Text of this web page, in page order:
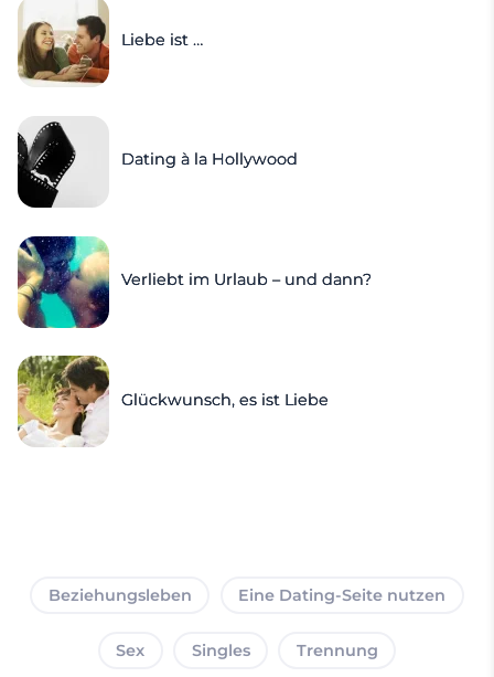
Liebe ist …
Dating à la Hollywood
Verliebt im Urlaub – und dann?
Glückwunsch, es ist Liebe
Beziehungsleben Eine Dating-Seite nutzen
Sex Singles Trennung